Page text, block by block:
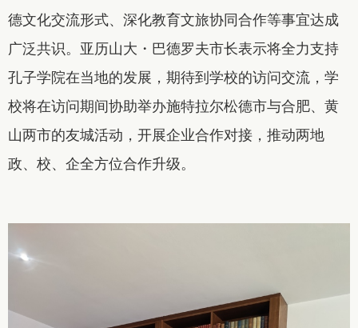
德文化交流形式、深化教育文旅协同合作等事宜达成
广泛共识。亚历山大・巴德罗夫市长表示将全力支持
孔子学院在当地的发展，期待到学校的访问交流，学
校将在访问期间协助举办施特拉尔松德市与合肥、黄
山两市的友城活动，开展企业合作对接，推动两地
政、校、企全方位合作升级。